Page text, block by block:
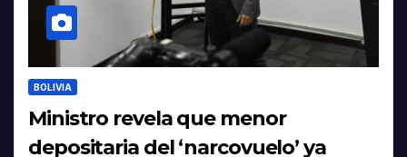
BOLIVIA
Ministro revela que menor
depositaria del ‘narcovuelo’ ya